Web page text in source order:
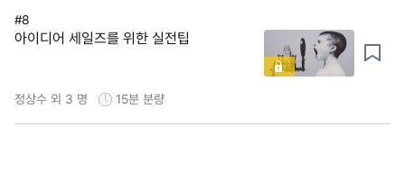
#8
아이디어 세일즈를 위한 실전팁
정상수 외 3 명 15분 분량